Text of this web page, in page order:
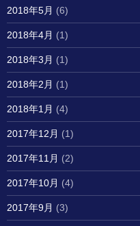
2018年5月 (6)
2018年4月 (1)
2018年3月 (1)
2018年2月 (1)
2018年1月 (4)
2017年12月 (1)
2017年11月 (2)
2017年10月 (4)
2017年9月 (3)